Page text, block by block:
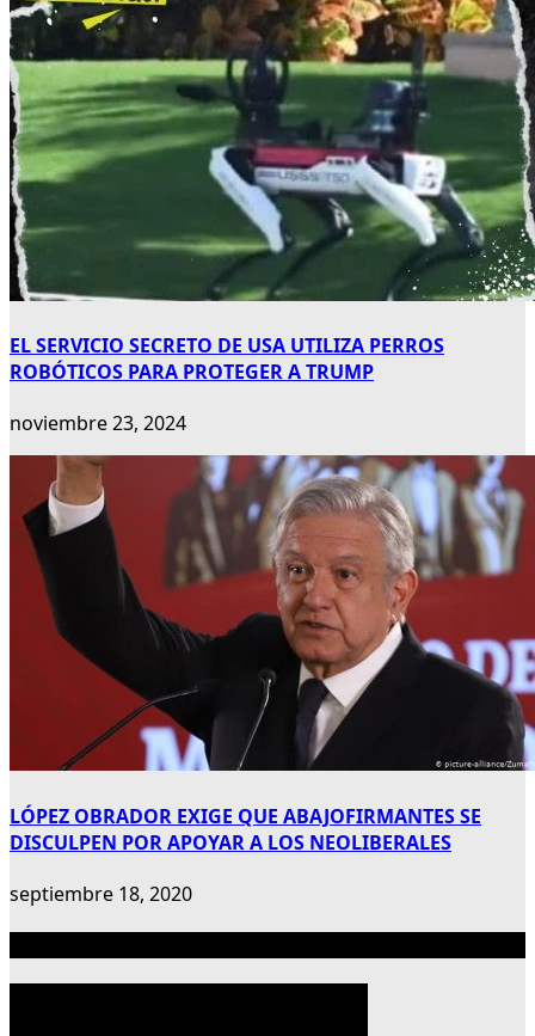
EL SERVICIO SECRETO DE USA UTILIZA PERROS
ROBÓTICOS PARA PROTEGER A TRUMP
noviembre 23, 2024
LÓPEZ OBRADOR EXIGE QUE ABAJOFIRMANTES SE
DISCULPEN POR APOYAR A LOS NEOLIBERALES
septiembre 18, 2020